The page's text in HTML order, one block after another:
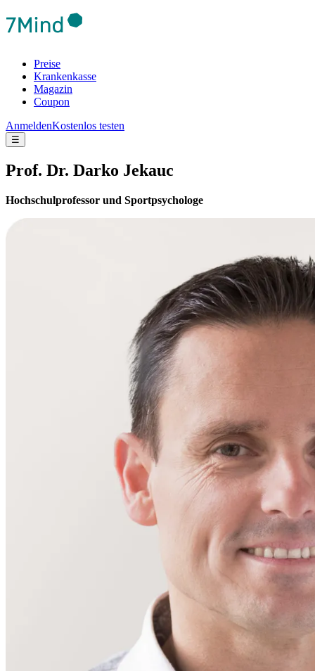
Preise
Krankenkasse
Magazin
Coupon
AnmeldenKostenlos testen
☰
Prof. Dr. Darko Jekauc
Hochschulprofessor und Sportpsychologe